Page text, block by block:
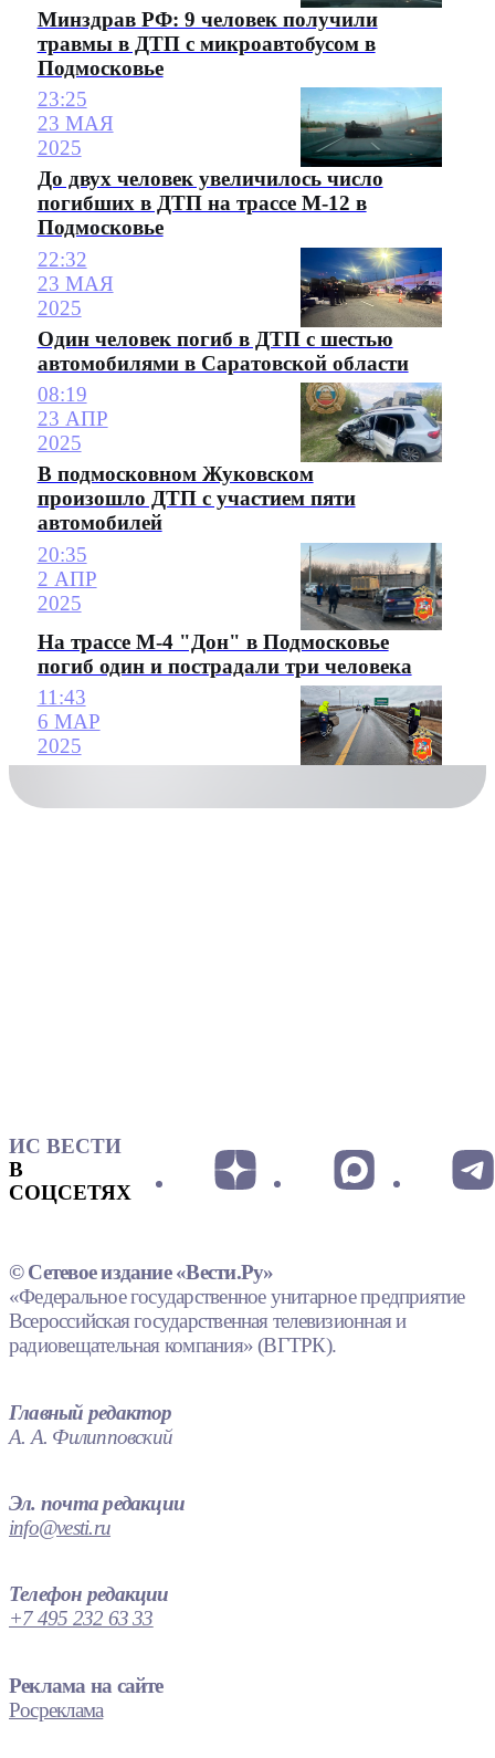
Минздрав РФ: 9 человек получили
травмы в ДТП с микроавтобусом в
Подмосковье
23:25
23 МАЯ
2025
До двух человек увеличилось число
погибших в ДТП на трассе М-12 в
Подмосковье
22:32
23 МАЯ
2025
Один человек погиб в ДТП с шестью
автомобилями в Саратовской области
08:19
23 АПР
2025
В подмосковном Жуковском
произошло ДТП с участием пяти
автомобилей
20:35
2 АПР
2025
На трассе М-4 "Дон" в Подмосковье
погиб один и пострадали три человека
11:43
6 МАР
2025
ИС ВЕСТИ
В
СОЦСЕТЯХ
© Сетевое издание «Вести.Ру»
«Федеральное государственное унитарное предприятие
Всероссийская государственная телевизионная и
радиовещательная компания» (ВГТРК).
Главный редактор
А. А. Филипповский
Эл. почта редакции
info@vesti.ru
Телефон редакции
+7 495 232 63 33
Реклама на сайте
Росреклама